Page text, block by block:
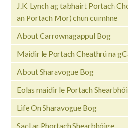
J.K. Lynch ag tabhairt Portach
an Portach Mór) chun cuimhne
About Carrownagappul Bog
Maidir le Portach Cheathrú na
About Sharavogue Bog
Eolas maidir le Portach
Life On Sharavogue Bog
Saol ar Phortach Shearbhóige